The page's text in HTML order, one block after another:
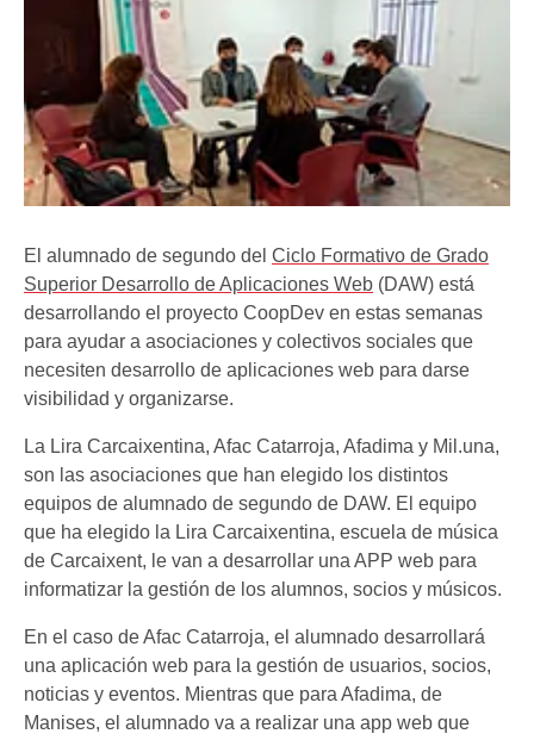
El alumnado de segundo del Ciclo Formativo de Grado
Superior Desarrollo de Aplicaciones Web (DAW) está
desarrollando el proyecto CoopDev en estas semanas
para ayudar a asociaciones y colectivos sociales que
necesiten desarrollo de aplicaciones web para darse
visibilidad y organizarse.
La Lira Carcaixentina, Afac Catarroja, Afadima y Mil.una,
son las asociaciones que han elegido los distintos
equipos de alumnado de segundo de DAW. El equipo
que ha elegido la Lira Carcaixentina, escuela de música
de Carcaixent, le van a desarrollar una APP web para
informatizar la gestión de los alumnos, socios y músicos.
En el caso de Afac Catarroja, el alumnado desarrollará
una aplicación web para la gestión de usuarios, socios,
noticias y eventos. Mientras que para Afadima, de
Manises, el alumnado va a realizar una app web que